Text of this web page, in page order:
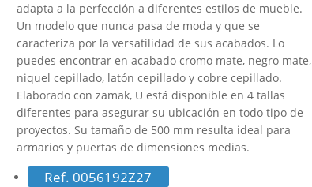
adapta a la perfección a diferentes estilos de mueble.
Un modelo que nunca pasa de moda y que se
caracteriza por la versatilidad de sus acabados. Lo
puedes encontrar en acabado cromo mate, negro mate,
niquel cepillado, latón cepillado y cobre cepillado.
Elaborado con zamak, U está disponible en 4 tallas
diferentes para asegurar su ubicación en todo tipo de
proyectos. Su tamaño de 500 mm resulta ideal para
armarios y puertas de dimensiones medias.
Ref. 0056192Z27